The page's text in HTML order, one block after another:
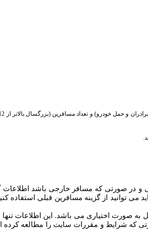
و در صورتی که مسافر خارجی باشد اطلاعات
می توانید از گزینه مسافرین قبلی استفاده
به صورت اختیاری می باشد. این اطلاعات
که شرایط و مقررات سایت را مطالعه کرده